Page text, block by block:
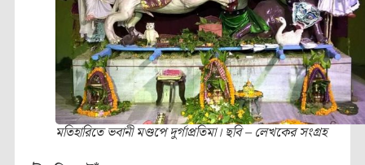
মতিহারিতে ভবানী মণ্ডপে দুর্গাপ্রতিমা। ছবি – লেখকের সংগ্রহ